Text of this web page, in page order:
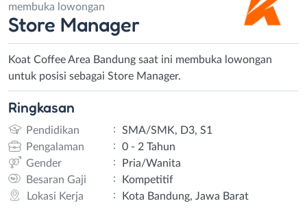
membuka lowongan
Store Manager
Koat Coffee Area Bandung saat ini membuka lowongan
untuk posisi sebagai Store Manager.
Ringkasan
Pendidikan :
SMA/SMK, D3, S1
Pengalaman
:
0 - 2 Tahun
Gender
:
Pria/Wanita
Besaran Gaji
:
Kompetitif
Lokasi Kerja
: Kota Bandung, Jawa Barat